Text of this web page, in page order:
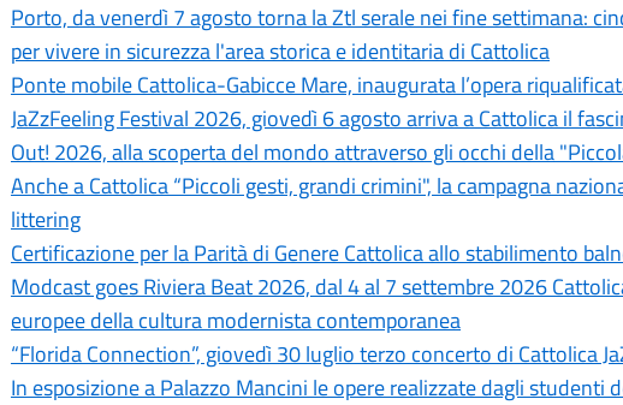
Porto, da venerdì 7 agosto torna la Ztl serale nei fine settimana:
per vivere in sicurezza l'area storica e identitaria di Cattolica
Ponte mobile Cattolica-Gabicce Mare, inaugurata l’opera
JaZzFeeling Festival 2026, giovedì 6 agosto arriva a Cattolica il
Out! 2026, alla scoperta del mondo attraverso gli occhi della
Anche a Cattolica “Piccoli gesti, grandi crimini", la campagna
littering
Certificazione per la Parità di Genere Cattolica allo stabilimento
Modcast goes Riviera Beat 2026, dal 4 al 7 settembre 2026
europee della cultura modernista contemporanea
“Florida Connection”, giovedì 30 luglio terzo concerto di Cattolica
In esposizione a Palazzo Mancini le opere realizzate dagli studenti